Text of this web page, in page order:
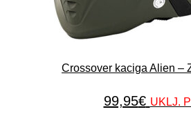
Crossover kaciga Alien –
99,95€ UKLJ.